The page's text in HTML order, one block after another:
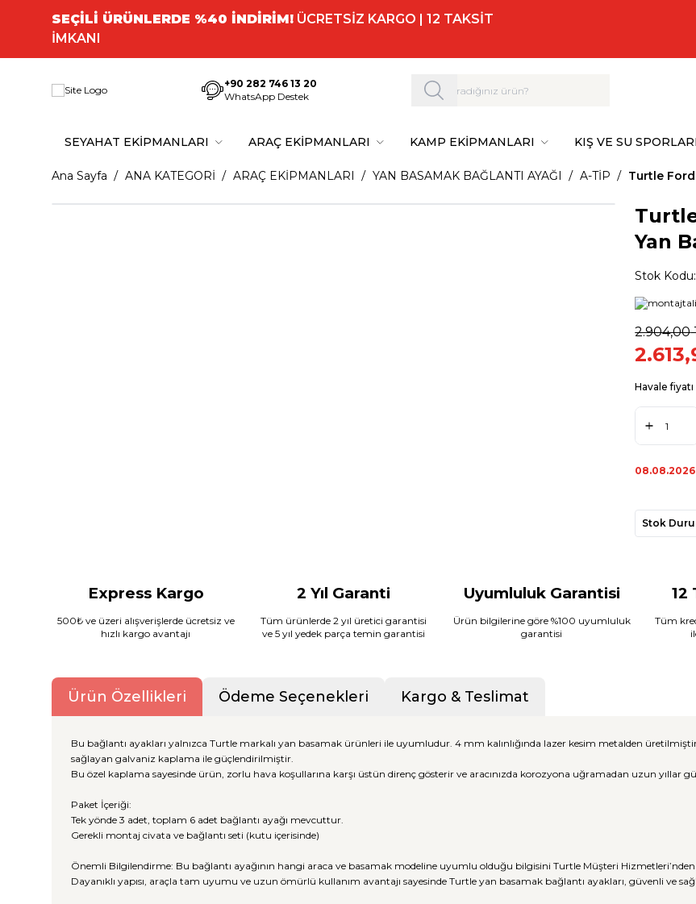
SEÇİLİ ÜRÜNLERDE %40 İNDİRİM! ÜCRETSİZ KARGO | 12 TAKSİT
İMKANI
+90 282 746 13 20
WhatsApp Destek
SEYAHAT EKİPMANLARI ARAÇ EKİPMANLARI KAMP EKİPMANLARI KIŞ VE SU
Ana Sayfa ANA KATEGORİ ARAÇ EKİPMANLARI YAN BASAMAK BAĞLANTI AYAĞI A-TİP Turtle
Yan
Stok Kodu:
2.904,00
Havale
08.08.2026
Stok
Express Kargo
500₺ ve üzeri alışverişlerde ücretsiz ve
hızlı kargo avantajı
2 Yıl Garanti
Tüm ürünlerde 2 yıl üretici garantisi
ve 5 yıl yedek parça temin garantisi
Uyumluluk Garantisi
Ürün bilgilerine göre %100 uyumluluk
garantisi
12
Tüm
Ürün Özellikleri Ödeme Seçenekleri Kargo & Teslimat
Bu bağlantı ayakları yalnızca Turtle markalı yan basamak ürünleri ile uyumludur. 4 mm kalınlığında lazer kesim metalden
sağlayan galvaniz kaplama ile güçlendirilmiştir.
Bu özel kaplama sayesinde ürün, zorlu hava koşullarına karşı üstün direnç gösterir ve aracınızda korozyona uğramadan uzun yıllar
Paket İçeriği:
Tek yönde 3 adet, toplam 6 adet bağlantı ayağı mevcuttur.
Gerekli montaj civata ve bağlantı seti (kutu içerisinde)
Önemli Bilgilendirme: Bu bağlantı ayağının hangi araca ve basamak modeline uyumlu olduğu bilgisini Turtle Müşteri Hizmetleri’nden
Dayanıklı yapısı, araçla tam uyumu ve uzun ömürlü kullanım avantajı sayesinde Turtle yan basamak bağlantı ayakları, güvenli ve